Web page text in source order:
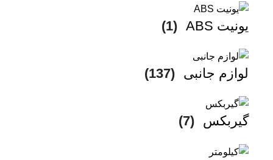
یونیت ABS (1)
لوازم جانبی (137)
گیربکس (7)